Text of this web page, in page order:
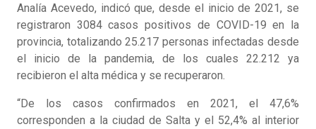
Analía Acevedo, indicó que, desde el inicio de 2021, se
registraron 3084 casos positivos de COVID-19 en la
provincia, totalizando 25.217 personas infectadas desde
el inicio de la pandemia, de los cuales 22.212 ya
recibieron el alta médica y se recuperaron.
“De los casos confirmados en 2021, el 47,6%
corresponden a la ciudad de Salta y el 52,4% al interior